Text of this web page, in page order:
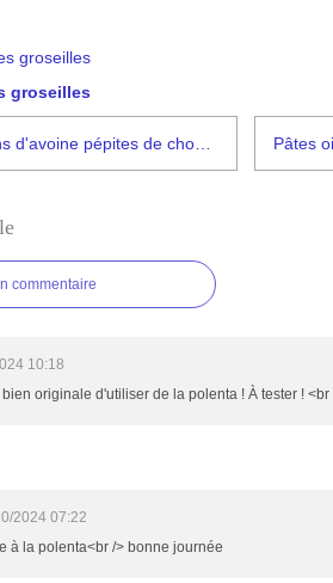
groseilles
commentaire
10:18
originale d'utiliser de la polenta ! À tester !
2024 07:22
à la polenta<br /> bonne journée